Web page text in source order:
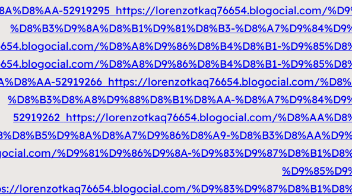
52919295 https://lorenzotkaq76654.blogocial.com/
%D8%B3%D9%8A%D8%B1%D9%81%D8%B3-
%D8%A8%D9%86%D8%B4%D8%B1-
%D8%A8%D9%86%D8%B4%D8%B1-
52919266 https://lorenzotkaq76654.blogocial.com/
%D8%B3%D8%A8%D9%88%D8%B1%D8%AA-
52919262 https://lorenzotkaq76654.blogocial.com/
%D9%81%D9%86%D9%8A-
lorenzotkaq76654.blogocial.com/